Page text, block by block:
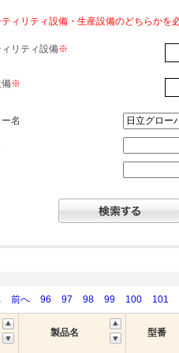
ィリティ設備・生産設備のどちらかを
リティ設備※
※
名
前へ 96 97 98 99 100 101
製品名 型番